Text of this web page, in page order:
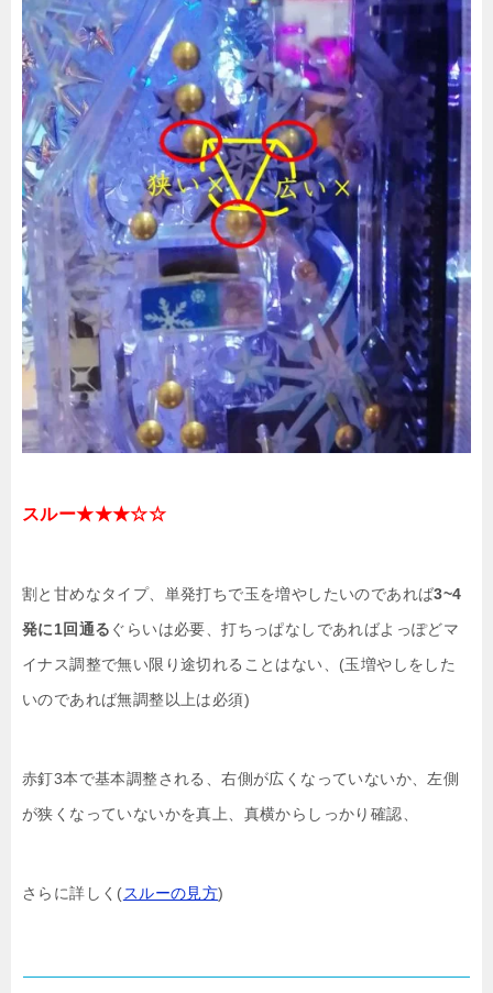
スルー★★★☆☆
割と甘めなタイプ、単発打ちで玉を増やしたいのであれば3~4
発に1回通る ぐらいは必要、打ちっぱなしであればよっぽどマ
イナス調整で無い限り途切れることはない、(玉増やしをした
いのであれば無調整以上は必須)
赤釘3本で基本調整される、右側が広くなっていないか、左側
が狭くなっていないかを真上、真横からしっかり確認、
さらに詳しく(スルーの見方)